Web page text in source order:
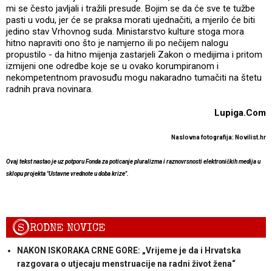
mi se često javljali i tražili presude. Bojim se da će sve te tužbe
pasti u vodu, jer će se praksa morati ujednačiti, a mjerilo će biti
jedino stav Vrhovnog suda. Ministarstvo kulture stoga mora
hitno napraviti ono što je namjerno ili po nečijem nalogu
propustilo - da hitno mijenja zastarjeli Zakon o medijima i pritom
izmijeni one odredbe koje se u ovako korumpiranom i
nekompetentnom pravosuđu mogu nakaradno tumačiti na štetu
radnih prava novinara.
Lupiga.Com
Naslovna fotografija: Novilist.hr
Ovaj tekst nastao je uz potporu Fonda za poticanje pluralizma i raznovrsnosti elektroničkih medija u
sklopu projekta "Ustavne vrednote u doba krize".
SRODNE NOVICE
NAKON ISKORAKA CRNE GORE: „Vrijeme je da i Hrvatska
razgovara o utjecaju menstruacije na radni život žena“